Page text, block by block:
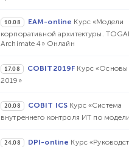
10.08 EAM-online Курс «Модели
корпоративной архитектуры.
Archimate 4» Онлайн
17.08 COBIT2019F Курс
2019»
20.08 COBIT ICS Курс «Система
внутреннего контроля ИТ по
24.08 DPI-online Курс